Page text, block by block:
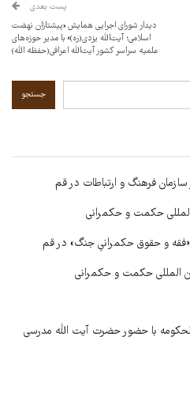
پست بعدی
دیدار شورای اجرایی همایش «پیشتازان نهضت
اسلامی؛ آیت‌الله یزدی(ره)» با مدیر حوزه‌های
علمیه سراسر کشور آیت‌الله اعرافی(حفظه الله)
جستجو
فرهنگ و ارتباطات در قم
المللی حکمت و حکمرانی
و حقوق حکمرانیِ جنگ» در قم
المللی حکمت و حکمرانی
با حضور حضرت آیت الله مدرسی